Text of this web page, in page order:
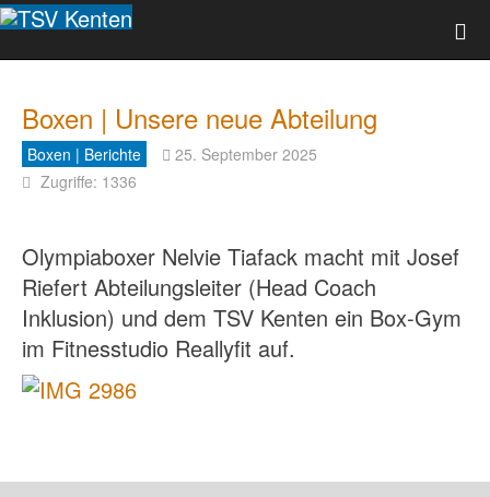
Boxen | Unsere neue Abteilung
Boxen | Berichte
25. September 2025
Zugriffe: 1336
Olympiaboxer Nelvie Tiafack macht mit Josef
Riefert Abteilungsleiter (Head Coach
Inklusion) und dem TSV Kenten ein Box-Gym
im Fitnesstudio Reallyfit auf.